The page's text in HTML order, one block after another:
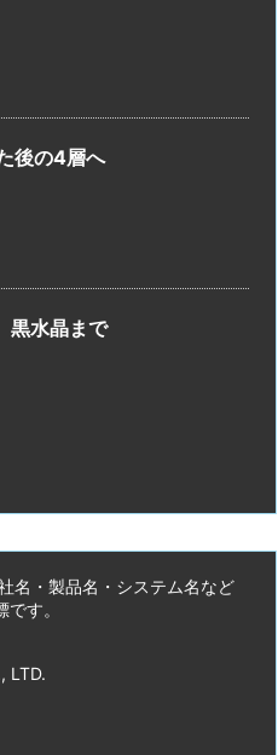
後の4層へ
黒水晶まで
名・製品名・システム名など
す。
LTD.